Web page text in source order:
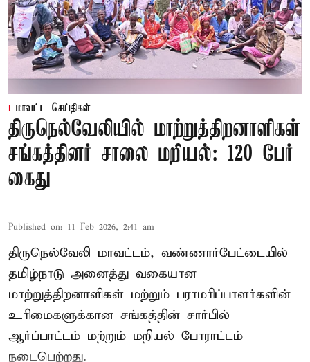
மாவட்ட செய்திகள்
திருநெல்வேலியில் மாற்றுத்திறனாளிகள்
சங்கத்தினர் சாலை மறியல்: 120 பேர்
கைது
Published on: 11 Feb 2026, 2:41 am
திருநெல்வேலி மாவட்டம், வண்ணார்பேட்டையில்
தமிழ்நாடு அனைத்து வகையான
மாற்றுத்திறனாளிகள் மற்றும் பராமரிப்பாளர்களின்
உரிமைகளுக்கான சங்கத்தின் சார்பில்
ஆர்ப்பாட்டம் மற்றும் மறியல் போராட்டம்
நடைபெற்றது.